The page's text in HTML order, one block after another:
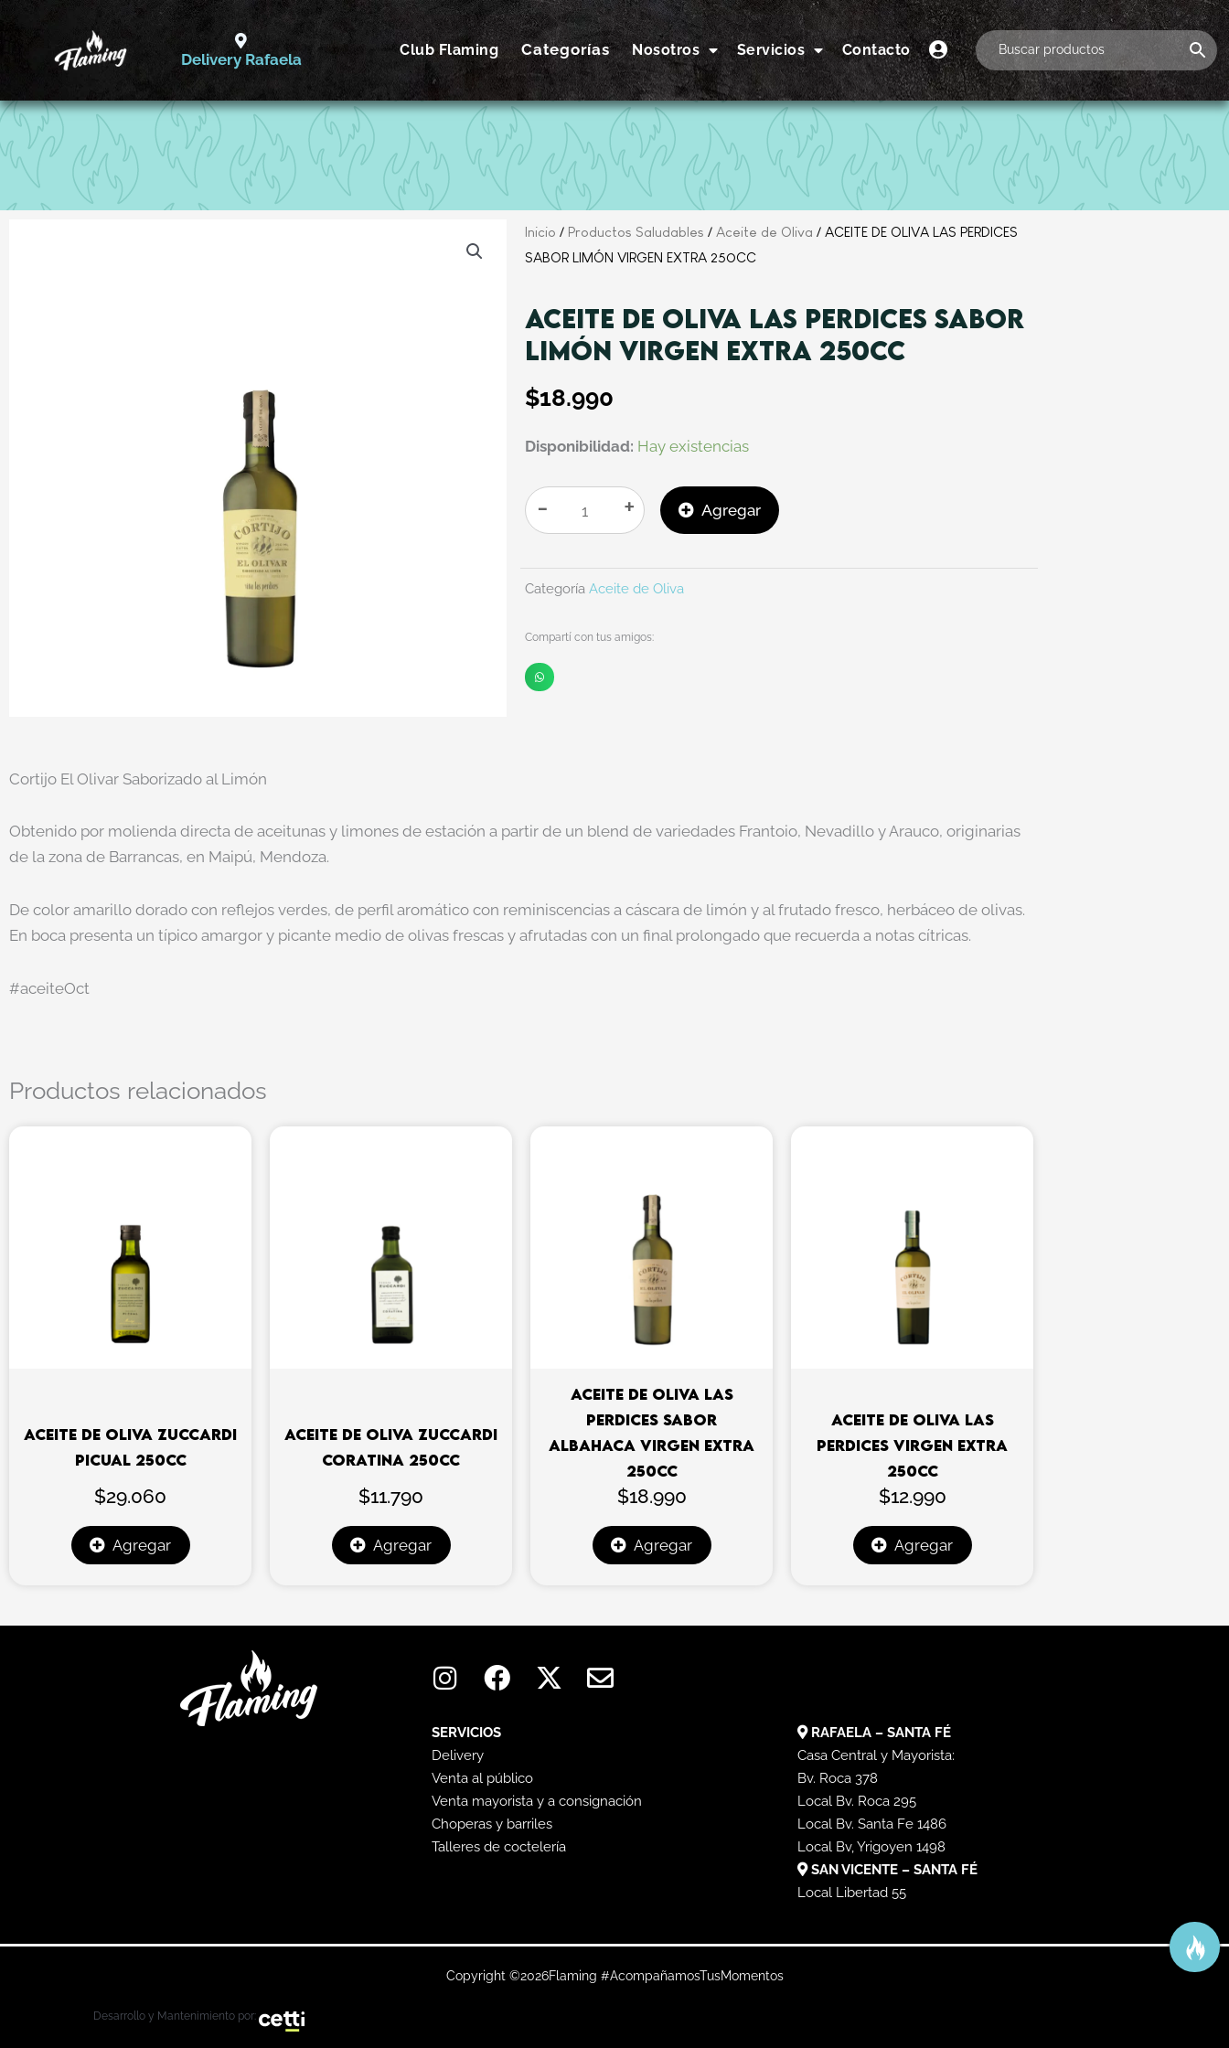
contenido
Delivery Rafaela
Club Flaming Categorías Nosotros Servicios Contacto
Inicio / Productos Saludables / Aceite de Oliva / ACEITE DE OLIVA LAS PERDICES
SABOR LIMÓN VIRGEN EXTRA 250CC
ACEITE DE OLIVA LAS PERDICES SABOR
LIMÓN VIRGEN EXTRA 250CC
$18.990
Disponibilidad: Hay existencias
-
ACEITE
LAS
SABOR
LIMÓN
+ Agregar
Categoría Aceite de Oliva
Compartí con tus amigos:
Cortijo El Olivar Saborizado al Limón
Obtenido por molienda directa de aceitunas y limones de estación a partir de un blend de variedades Frantoio, Nevadillo y Arauco, originarias
de la zona de Barrancas, en Maipú, Mendoza.
De color amarillo dorado con reflejos verdes, de perfil aromático con reminiscencias a cáscara de limón y al frutado fresco, herbáceo de olivas.
En boca presenta un típico amargor y picante medio de olivas frescas y afrutadas con un final prolongado que recuerda a notas cítricas.
#aceiteOct
Productos relacionados
ACEITE DE OLIVA ZUCCARDI
PICUAL 250CC
$29.060
Agregar
ACEITE DE OLIVA ZUCCARDI
CORATINA 250CC
$11.790
Agregar
ACEITE DE OLIVA LAS
PERDICES SABOR
ALBAHACA VIRGEN EXTRA
250CC
$18.990
Agregar
ACEITE DE OLIVA LAS
PERDICES VIRGEN EXTRA
250CC
$12.990
Agregar
n
t
a
g
r
a
a
e
o
o
k
-
t
e
n
p
SERVICIOS
Delivery
Venta al público
Venta mayorista y a consignación
Choperas y barriles
Talleres de coctelería
RAFAELA – SANTA FÉ
Casa Central y Mayorista:
Bv. Roca 378
Local Bv. Roca 295
Local Bv. Santa Fe 1486
Local Bv, Yrigoyen 1498
SAN VICENTE – SANTA FÉ
Local Libertad 55
Copyright ©2026Flaming #AcompañamosTusMomentos
Desarrollo y Mantenimiento por: